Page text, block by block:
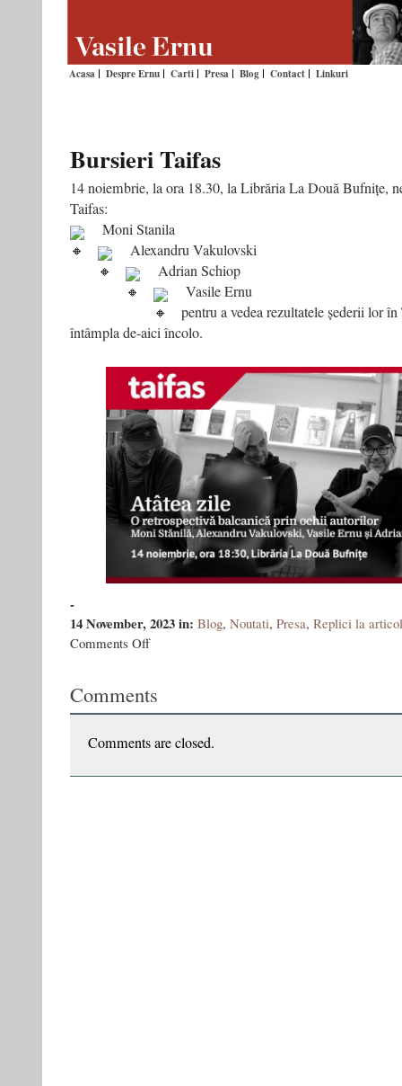
Acasa Despre Ernu Carti Presa Blog Contact Linkuri
Bursieri Taifas
14 noiembrie, la ora 18.30, la Librăria La Două Bufnițe,
Taifas:
Moni Stanila
Alexandru Vakulovski
Adrian Schiop
Vasile Ernu
pentru a vedea rezultatele șederii lor
întâmpla de-aici încolo.
-
14 November, 2023in: Blog, Noutati, Presa, Replici la
Comments Offon
Comments
Comments are closed.